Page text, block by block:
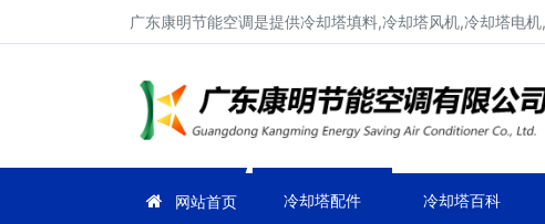
广东康明节能空调是提供冷却塔填料,冷却塔风机,冷却塔电
网站首页 冷却塔配件 冷却塔百科